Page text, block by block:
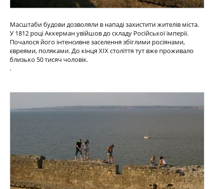
Масштаби будови дозволяли в нападі захистити жителів міста.
У 1812 році Аккерман увійшов до складу Російської імперії.
Почалося його інтенсивне заселення збіглими росіянами,
євреями, поляками. До кінця XIX століття тут вже проживало
близько 50 тисяч чоловік.
.